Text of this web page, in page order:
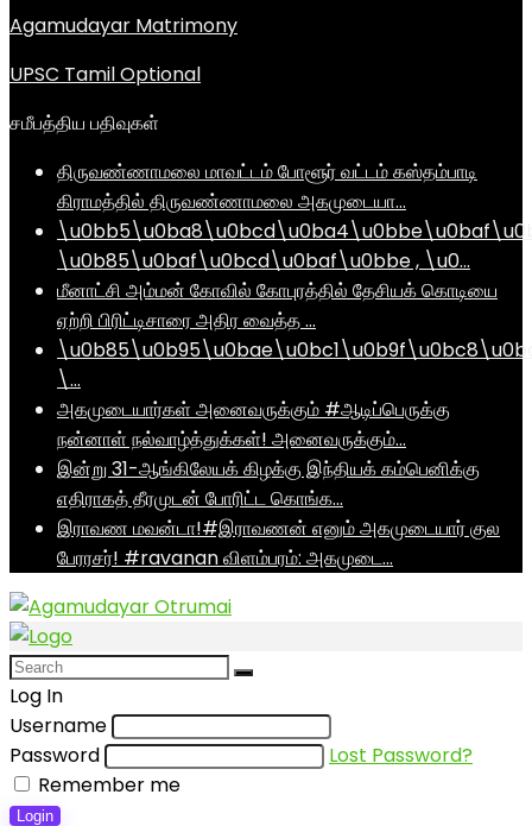
Agamudayar Matrimony
UPSC Tamil Optional
சமீபத்திய பதிவுகள்
திருவண்ணாமலை மாவட்டம் போளூர் வட்டம் கஸ்தம்பாடி
கிராமத்தில் திருவண்ணாமலை அகமுடையா…
\u0b85\u0baf\u0bcd\u0baf\u0bbe , \u0…
மீனாட்சி அம்மன் கோவில் கோபுரத்தில் தேசியக் கொடியை
ஏற்றி பிரிட்டிசாரை அதிர வைத்த …
\…
அகமுடையார்கள் அனைவருக்கும் #ஆடிப்பெருக்கு
நன்னாள் நல்வாழ்த்துக்கள்! அனைவருக்கும்…
இன்று 31-ஆங்கிலேயக் கிழக்கு இந்தியக் கம்பெனிக்கு
எதிராகத் தீரமுடன் போரிட்ட கொங்க…
இராவண மவன்டா!#இராவணன் எனும் அகமுடையார் குல
பேரரசர்! #ravanan விளம்பரம்: அகமுடை…
Log In
Username
Password
Lost Password?
Remember me
Login